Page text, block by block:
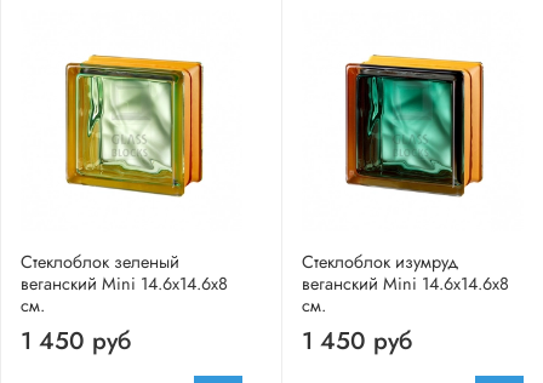
Стеклоблок зеленый
веганский Mini 14.6x14.6x8
см.
1 450 руб
Стеклоблок изумруд
веганский Mini 14.6x14.6x8
см.
1 450 руб